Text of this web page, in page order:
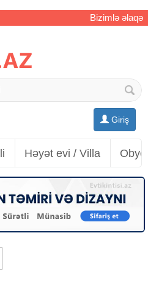
Bizimlə əlaqə
Giriş
Həyət evi / Villa